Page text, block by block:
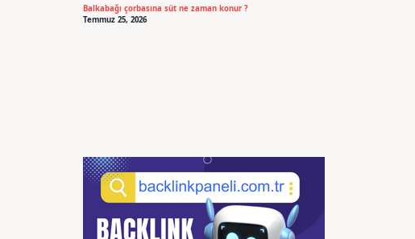
Balkabağı çorbasına süt ne zaman konur ?
Temmuz 25, 2026